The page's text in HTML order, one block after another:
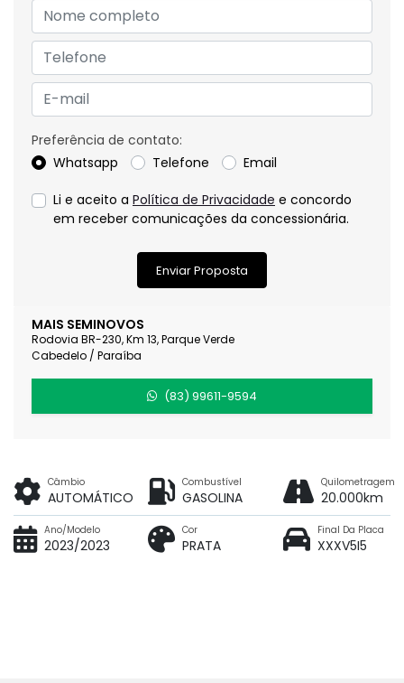
MAIS SEMINOVOS
Rodovia BR-230, Km 13, Parque Verde
Cabedelo / Paraíba
(83) 99611-9594
Preferência de contato:
Whatsapp
Telefone Email
Li e aceito a Política de Privacidade e concordo
em receber comunicações da concessionária.
Enviar Proposta
Câmbio
AUTOMÁTICO
Combustível
GASOLINA
Quilometragem
20.000km
Ano/Modelo
2023/2023
Cor
PRATA
Final Da Placa
XXXV5I5